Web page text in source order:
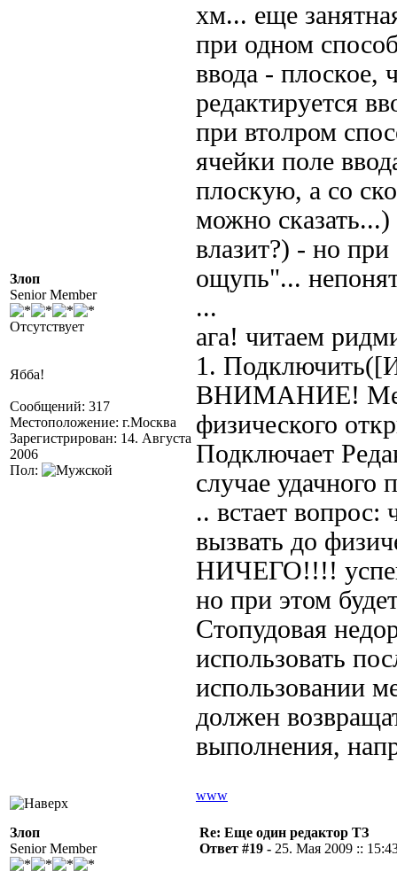
Злоп
Senior Member
Отсутствует
Ябба!
Сообщений: 317
Местоположение: г.Москва
Зарегистрирован: 14. Августа
2006
Пол:
хм... еще
при одном
ввода - плоское,
редактируется
при втолром
ячейки поле
плоскую, а со
можно
влазит?) - но
ощупь"...
...
ага! читаем
1.
ВНИМАНИЕ!
физического
Подключает
случае удачного
.. встает вопрос:
вызвать до
НИЧЕГО!!!!
но при этом
Стопудовая
использовать
использовании
должен
выполнения,
www
Злоп
Senior Member
Re: Еще один редактор ТЗ
Ответ #19 - 25. Мая 2009 ::